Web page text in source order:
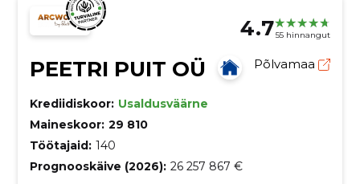
4.755 hinnangut
PEETRI PUIT OÜ Põlvamaa
Krediidiskoor: Usaldusväärne
Maineskoor: 29 810
Töötajaid: 140
Prognooskäive (2026): 26 257 867 €